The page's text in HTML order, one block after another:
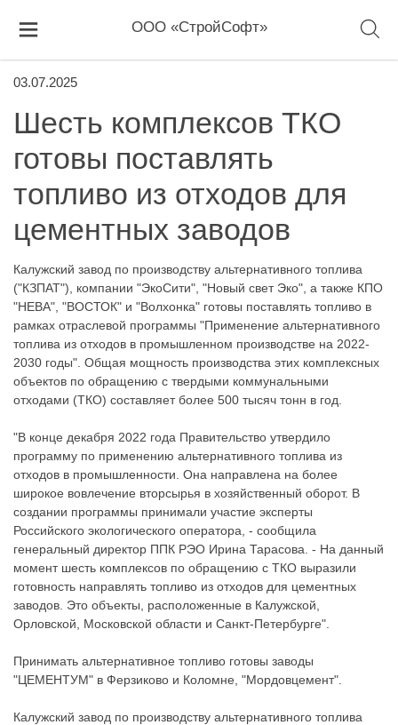
ООО «СтройСофт»
03.07.2025
Шесть комплексов ТКО
готовы поставлять
топливо из отходов для
цементных заводов
Калужский завод по производству альтернативного топлива
("КЗПАТ"), компании "ЭкоСити", "Новый свет Эко", а также КПО
"НЕВА", "ВОСТОК" и "Волхонка" готовы поставлять топливо в
рамках отраслевой программы "Применение альтернативного
топлива из отходов в промышленном производстве на 2022-
2030 годы". Общая мощность производства этих комплексных
объектов по обращению с твердыми коммунальными
отходами (ТКО) составляет более 500 тысяч тонн в год.
"В конце декабря 2022 года Правительство утвердило
программу по применению альтернативного топлива из
отходов в промышленности. Она направлена на более
широкое вовлечение вторсырья в хозяйственный оборот. В
создании программы принимали участие эксперты
Российского экологического оператора, - сообщила
генеральный директор ППК РЭО Ирина Тарасова. - На данный
момент шесть комплексов по обращению с ТКО выразили
готовность направлять топливо из отходов для цементных
заводов. Это объекты, расположенные в Калужской,
Орловской, Московской области и Санкт-Петербурге".
Принимать альтернативное топливо готовы заводы
"ЦЕМЕНТУМ" в Ферзиково и Коломне, "Мордовцемент".
Калужский завод по производству альтернативного топлива